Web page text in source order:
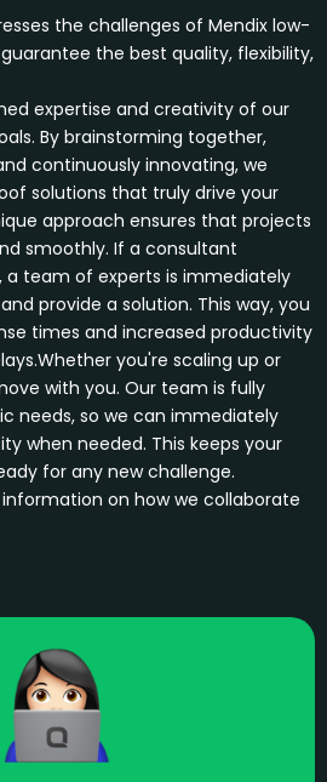
the challenges of Mendix low-
the best quality, flexibility,
expertise and creativity of our
By brainstorming together,
continuously innovating, we
solutions that truly drive your
approach ensures that projects
smoothly. If a consultant
a team of experts is immediately
provide a solution. This way, you
times and increased productivity
Whether you're scaling up or
with you. Our team is fully
needs, so we can immediately
when needed. This keeps your
for any new challenge.
on how we collaborate